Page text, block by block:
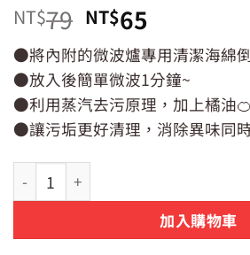
NT$79 原
始
價
格：
NT$79。
NT$65
前
價
格：
NT$65。
●將內附的微波爐專用清潔海綿
●放入後簡單微波1分鐘~
●利用蒸汽去污原理，加上橘油
●讓污垢更好清理，消除異味同
【日貨】日本製 不動化學橘子油清
加入購物車